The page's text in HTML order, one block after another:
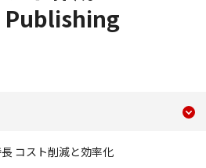
Publishing
特長 ドキュメント作成
コスト削減と効率化